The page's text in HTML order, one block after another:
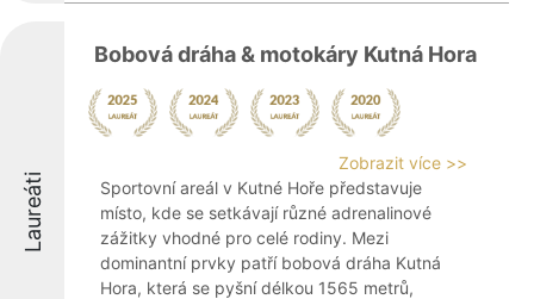
Laureáti
Bobová dráha & motokáry Kutná Hora
Zobrazit více >>
Sportovní areál v Kutné Hoře představuje
místo, kde se setkávají různé adrenalinové
zážitky vhodné pro celé rodiny. Mezi
dominantní prvky patří bobová dráha Kutná
Hora, která se pyšní délkou 1565 metrů,